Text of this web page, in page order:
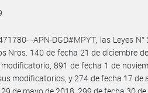
-APN-DGD#MPYT, las Leyes
Nros. 140 de fecha 21 de diciembre
891 de fecha 1 de
modificatorios, y 274 de fecha 17 de